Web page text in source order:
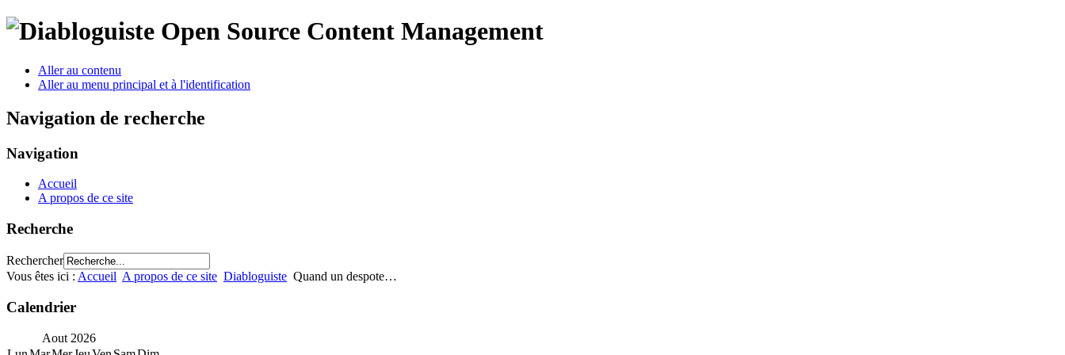
Open Source Content Management
Aller au contenu
Aller au menu principal et à l'identification
Navigation de recherche
Navigation
Accueil
A propos de ce site
Recherche
Rechercher
Vous êtes ici : Accueil A propos de ce site Diabloguiste Quand un despote…
Calendrier
Aout 2026